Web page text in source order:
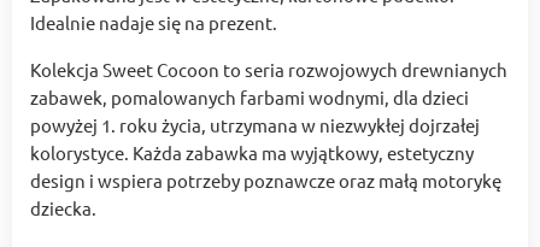
Idealnie nadaje się na prezent.
Kolekcja Sweet Cocoon to seria rozwojowych drewnianych
zabawek, pomalowanych farbami wodnymi, dla dzieci
powyżej 1. roku życia, utrzymana w niezwykłej dojrzałej
kolorystyce. Każda zabawka ma wyjątkowy, estetyczny
design i wspiera potrzeby poznawcze oraz małą motorykę
dziecka.